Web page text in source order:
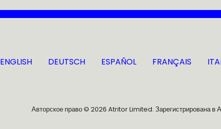
ENGLISH DEUTSCH ESPAÑOL FRANÇAIS
Авторское право © 2026 Atritor Limited. Зарегистрирована в